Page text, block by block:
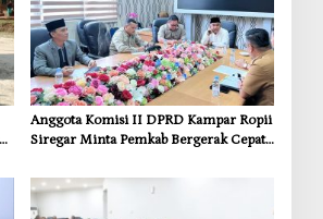
Anggota Komisi II DPRD Kampar Ropii
Siregar Minta Pemkab Bergerak Cepat
Wujudkan Kampar Dihati